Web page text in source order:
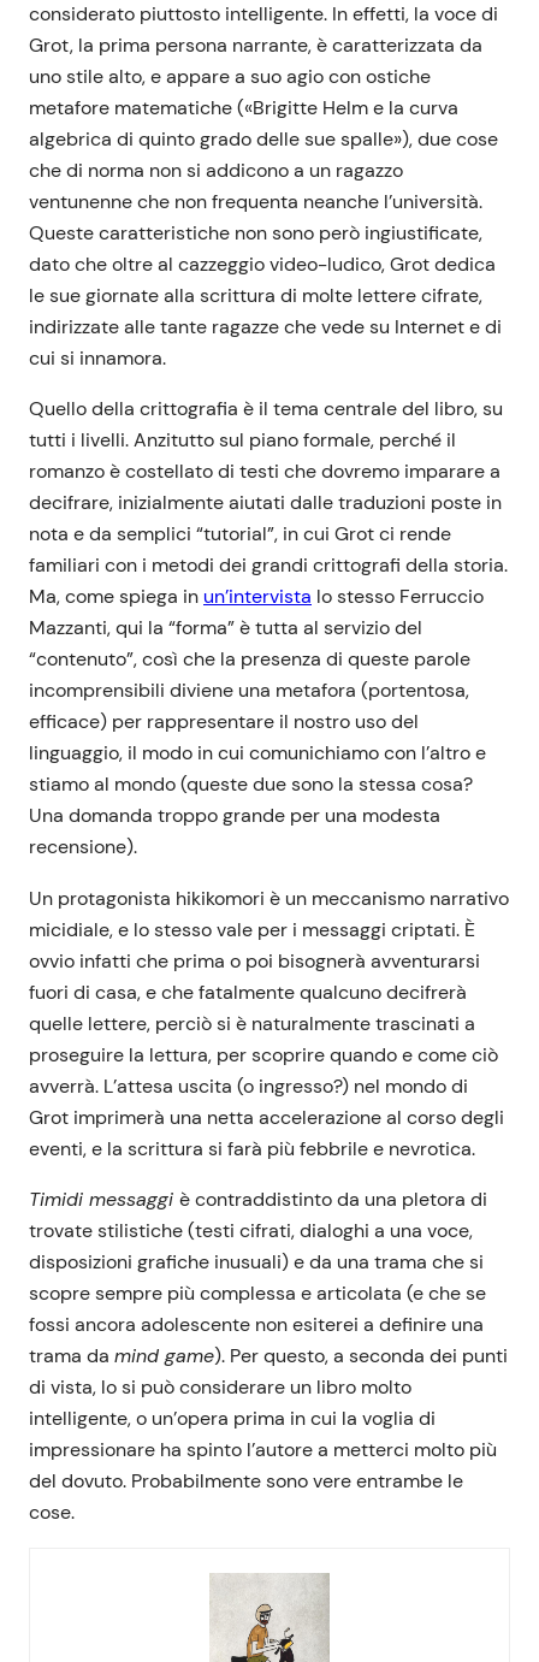
considerato piuttosto intelligente. In effetti, la voce di
Grot, la prima persona narrante, è caratterizzata da
uno stile alto, e appare a suo agio con ostiche
metafore matematiche («Brigitte Helm e la curva
algebrica di quinto grado delle sue spalle»), due cose
che di norma non si addicono a un ragazzo
ventunenne che non frequenta neanche l’università.
Queste caratteristiche non sono però ingiustificate,
dato che oltre al cazzeggio video-ludico, Grot dedica
le sue giornate alla scrittura di molte lettere cifrate,
indirizzate alle tante ragazze che vede su Internet e di
cui si innamora.
Quello della crittografia è il tema centrale del libro, su
tutti i livelli. Anzitutto sul piano formale, perché il
romanzo è costellato di testi che dovremo imparare a
decifrare, inizialmente aiutati dalle traduzioni poste in
nota e da semplici “tutorial”, in cui Grot ci rende
familiari con i metodi dei grandi crittografi della storia.
Ma, come spiega in un’intervista lo stesso Ferruccio
Mazzanti, qui la “forma” è tutta al servizio del
“contenuto”, così che la presenza di queste parole
incomprensibili diviene una metafora (portentosa,
efficace) per rappresentare il nostro uso del
linguaggio, il modo in cui comunichiamo con l’altro e
stiamo al mondo (queste due sono la stessa cosa?
Una domanda troppo grande per una modesta
recensione).
Un protagonista hikikomori è un meccanismo narrativo
micidiale, e lo stesso vale per i messaggi criptati. È
ovvio infatti che prima o poi bisognerà avventurarsi
fuori di casa, e che fatalmente qualcuno decifrerà
quelle lettere, perciò si è naturalmente trascinati a
proseguire la lettura, per scoprire quando e come ciò
avverrà. L’attesa uscita (o ingresso?) nel mondo di
Grot imprimerà una netta accelerazione al corso degli
eventi, e la scrittura si farà più febbrile e nevrotica.
Timidi messaggi è contraddistinto da una pletora di
trovate stilistiche (testi cifrati, dialoghi a una voce,
disposizioni grafiche inusuali) e da una trama che si
scopre sempre più complessa e articolata (e che se
fossi ancora adolescente non esiterei a definire una
trama da mind game). Per questo, a seconda dei punti
di vista, lo si può considerare un libro molto
intelligente, o un’opera prima in cui la voglia di
impressionare ha spinto l’autore a metterci molto più
del dovuto. Probabilmente sono vere entrambe le
cose.